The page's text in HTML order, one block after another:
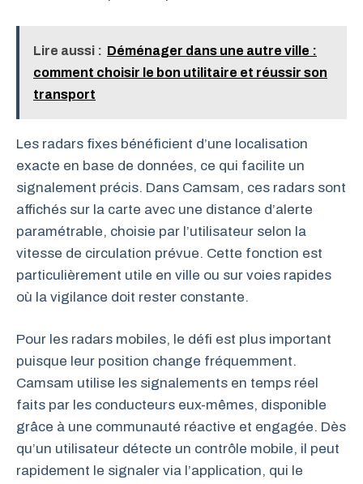
Lire aussi : Déménager dans une autre ville :
comment choisir le bon utilitaire et réussir son
transport
Les radars fixes bénéficient d’une localisation
exacte en base de données, ce qui facilite un
signalement précis. Dans Camsam, ces radars sont
affichés sur la carte avec une distance d’alerte
paramétrable, choisie par l’utilisateur selon la
vitesse de circulation prévue. Cette fonction est
particulièrement utile en ville ou sur voies rapides
où la vigilance doit rester constante.
Pour les radars mobiles, le défi est plus important
puisque leur position change fréquemment.
Camsam utilise les signalements en temps réel
faits par les conducteurs eux-mêmes, disponible
grâce à une communauté réactive et engagée. Dès
qu’un utilisateur détecte un contrôle mobile, il peut
rapidement le signaler via l’application, qui le